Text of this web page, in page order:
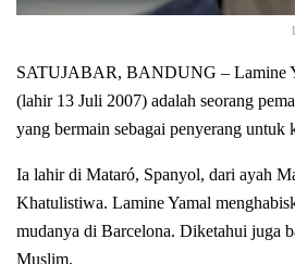
SATUJABAR, BANDUNG – Lamine
(lahir 13 Juli 2007) adalah seorang
yang bermain sebagai penyerang
Ia lahir di Mataró, Spanyol, dari ayah
Khatulistiwa. Lamine Yamal
mudanya di Barcelona. Diketahui juga
Muslim.